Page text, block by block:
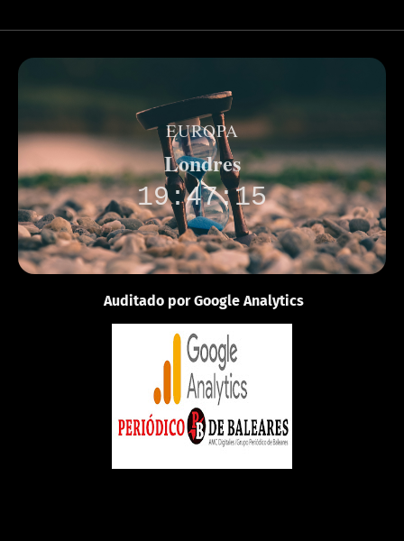
EUROPA
Londres
19:47:15
Auditado por Google Analytics